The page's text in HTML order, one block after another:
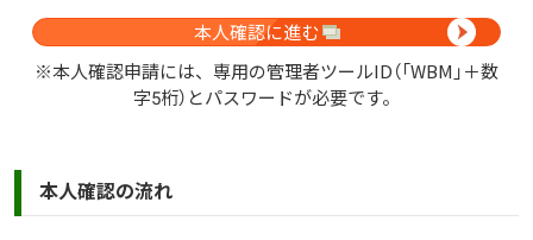
本人確認に進む
※本人確認申請には、専用の管理者ツールID（「WBM」＋数
字5桁）とパスワードが必要です。
本人確認の流れ